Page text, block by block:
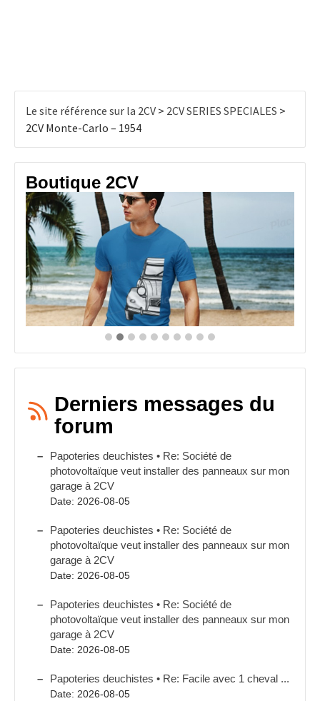
Le site référence sur la 2CV > 2CV SERIES SPECIALES >
2CV Monte-Carlo – 1954
Boutique 2CV
Derniers messages du
forum
Papoteries deuchistes • Re: Société de
photovoltaïque veut installer des panneaux sur mon
garage à 2CV
Date: 2026-08-05
Papoteries deuchistes • Re: Société de
photovoltaïque veut installer des panneaux sur mon
garage à 2CV
Date: 2026-08-05
Papoteries deuchistes • Re: Société de
photovoltaïque veut installer des panneaux sur mon
garage à 2CV
Date: 2026-08-05
Papoteries deuchistes • Re: Facile avec 1 cheval ...
Date: 2026-08-05